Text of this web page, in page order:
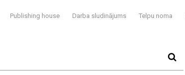
Publishing house Darba sludinājums Telpu noma